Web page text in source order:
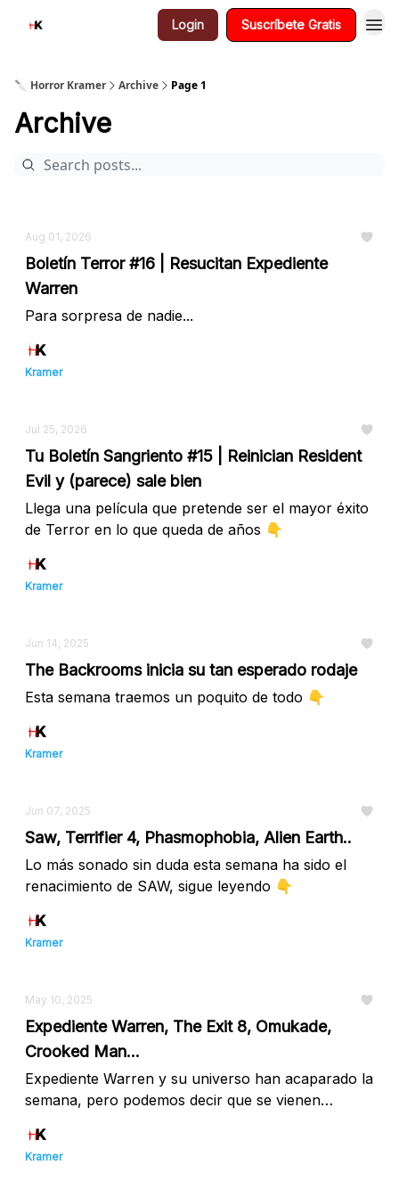
Login Suscríbete Gratis
🔪 Horror Kramer Archive Page 1
Archive
Aug 01, 2026
Boletín Terror #16 | Resucitan Expediente
Warren
Para sorpresa de nadie...
Kramer
Jul 25, 2026
Tu Boletín Sangriento #15 | Reinician Resident
Evil y (parece) sale bien
Llega una película que pretende ser el mayor éxito
de Terror en lo que queda de años 👇
Kramer
Jun 14, 2025
The Backrooms inicia su tan esperado rodaje
Esta semana traemos un poquito de todo 👇
Kramer
Jun 07, 2025
Saw, Terrifier 4, Phasmophobia, Alien Earth..
Lo más sonado sin duda esta semana ha sido el
renacimiento de SAW, sigue leyendo 👇
Kramer
May 10, 2025
Expediente Warren, The Exit 8, Omukade,
Crooked Man...
Expediente Warren y su universo han acaparado la
semana, pero podemos decir que se vienen
Kramer